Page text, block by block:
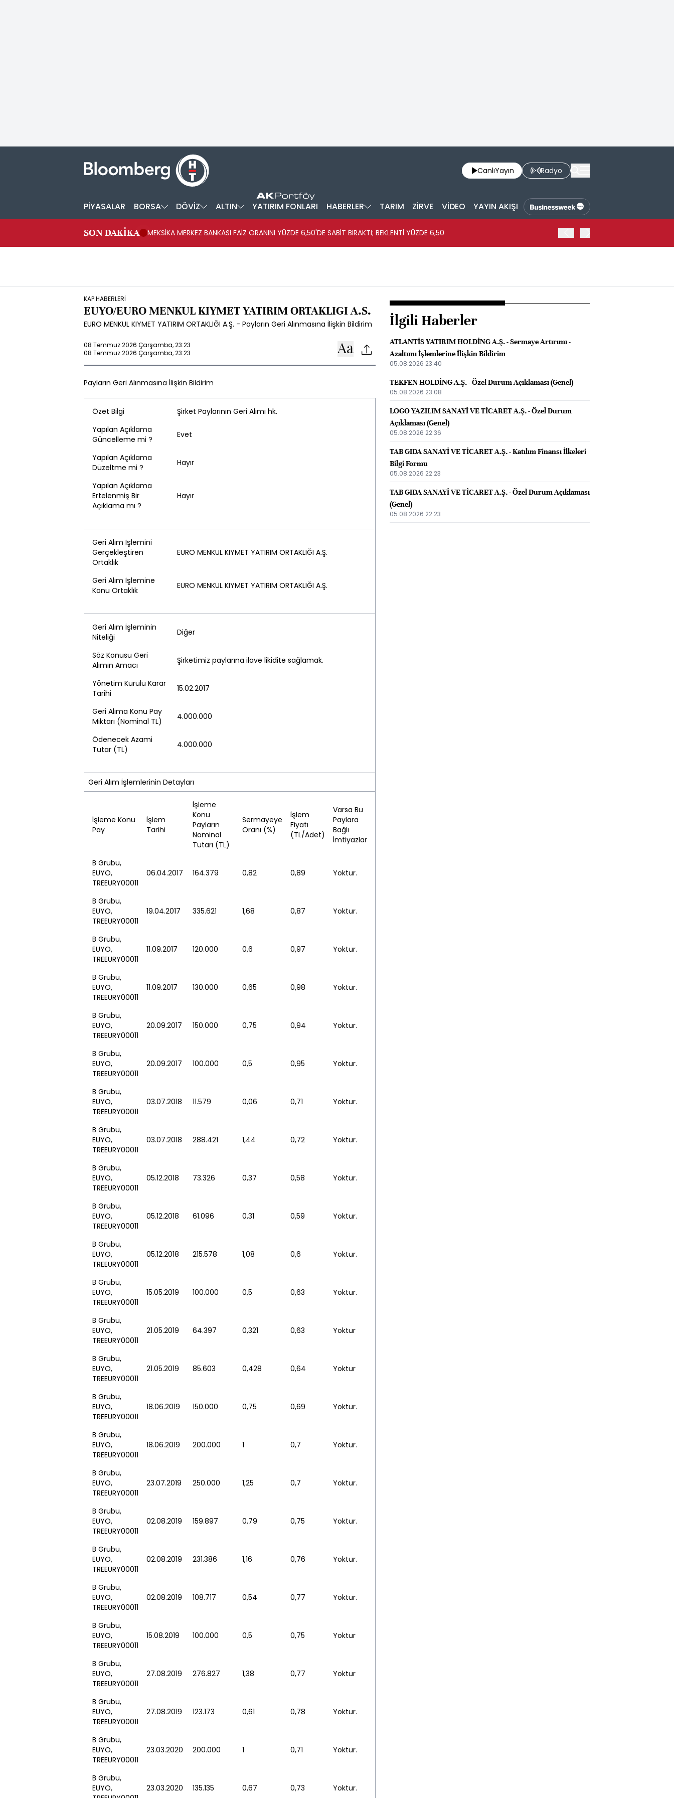
CanlıYayın Radyo
PİYASALAR BORSA DÖVİZ ALTIN YATIRIM FONLARI HABERLER TARIM ZİRVE VİDEO YAYIN AKIŞI
SON DAKİKA MEKSİKA MERKEZ BANKASI FAİZ ORANINI YÜZDE 6,50'DE SABİT BIRAKTI; BEKLENTİ YÜZDE 6,50
KAP HABERLERİ
EUYO/EURO MENKUL KIYMET YATIRIM ORTAKLIGI A.S.
EURO MENKUL KIYMET YATIRIM ORTAKLIĞI A.Ş. - Payların Geri Alınmasına İlişkin Bildirim
08 Temmuz 2026 Çarşamba, 23:23
08 Temmuz 2026 Çarşamba, 23:23
Payların Geri Alınmasına İlişkin Bildirim
Özet Bilgi
Şirket Paylarının Geri Alımı hk.
Yapılan Açıklama
Güncelleme mi ?
Evet
Yapılan Açıklama
Düzeltme mi ?
Hayır
Yapılan Açıklama
Ertelenmiş Bir
Açıklama mı ?
Hayır
Geri Alım İşlemini
Gerçekleştiren
Ortaklık
EURO MENKUL KIYMET YATIRIM ORTAKLIĞI A.Ş.
Geri Alım İşlemine
Konu Ortaklık
EURO MENKUL KIYMET YATIRIM ORTAKLIĞI A.Ş.
Geri Alım İşleminin
Niteliği
Diğer
Söz Konusu Geri
Alımın Amacı
Şirketimiz paylarına ilave likidite sağlamak.
Yönetim Kurulu Karar
Tarihi
15.02.2017
Geri Alıma Konu Pay
Miktarı (Nominal TL)
4.000.000
Ödenecek Azami
Tutar (TL)
4.000.000
Geri Alım İşlemlerinin Detayları
İşleme Konu
Pay
İşlem
Tarihi
İşleme
Konu
Payların
Nominal
Tutarı (TL)
Sermayeye
Oranı (%)
İşlem
Fiyatı
(TL/Adet)
Varsa Bu
Paylara
Bağlı
İmtiyazlar
B Grubu,
EUYO,
TREEURY00011
06.04.2017 164.379 0,82 0,89 Yoktur.
B Grubu,
EUYO,
TREEURY00011
19.04.2017 335.621 1,68 0,87 Yoktur.
B Grubu,
EUYO,
TREEURY00011
11.09.2017 120.000 0,6 0,97 Yoktur.
B Grubu,
EUYO,
TREEURY00011
11.09.2017 130.000 0,65 0,98 Yoktur.
B Grubu,
EUYO,
TREEURY00011
20.09.2017 150.000 0,75 0,94 Yoktur.
B Grubu,
EUYO,
TREEURY00011
20.09.2017 100.000 0,5 0,95 Yoktur.
B Grubu,
EUYO,
TREEURY00011
03.07.2018 11.579 0,06 0,71 Yoktur.
B Grubu,
EUYO,
TREEURY00011
03.07.2018 288.421 1,44 0,72 Yoktur.
B Grubu,
EUYO,
TREEURY00011
05.12.2018 73.326 0,37 0,58 Yoktur.
B Grubu,
EUYO,
TREEURY00011
05.12.2018 61.096 0,31 0,59 Yoktur.
B Grubu,
EUYO,
TREEURY00011
05.12.2018 215.578 1,08 0,6 Yoktur.
B Grubu,
EUYO,
TREEURY00011
15.05.2019 100.000 0,5 0,63 Yoktur.
B Grubu,
EUYO,
TREEURY00011
21.05.2019 64.397 0,321 0,63 Yoktur
B Grubu,
EUYO,
TREEURY00011
21.05.2019 85.603 0,428 0,64 Yoktur
B Grubu,
EUYO,
TREEURY00011
18.06.2019 150.000 0,75 0,69 Yoktur.
B Grubu,
EUYO,
TREEURY00011
18.06.2019 200.000 1 0,7 Yoktur.
B Grubu,
EUYO,
TREEURY00011
23.07.2019 250.000 1,25 0,7 Yoktur.
B Grubu,
EUYO,
TREEURY00011
02.08.2019 159.897 0,79 0,75 Yoktur.
B Grubu,
EUYO,
TREEURY00011
02.08.2019 231.386 1,16 0,76 Yoktur.
B Grubu,
EUYO,
TREEURY00011
02.08.2019 108.717 0,54 0,77 Yoktur.
B Grubu,
EUYO,
TREEURY00011
15.08.2019 100.000 0,5 0,75 Yoktur
B Grubu,
EUYO,
TREEURY00011
27.08.2019 276.827 1,38 0,77 Yoktur
B Grubu,
EUYO,
TREEURY00011
27.08.2019 123.173 0,61 0,78 Yoktur.
B Grubu,
EUYO,
TREEURY00011
23.03.2020 200.000 1 0,71 Yoktur.
B Grubu,
EUYO,
23.03.2020 135.135 0,67 0,73 Yoktur.
İlgili Haberler
ATLANTİS YATIRIM HOLDİNG A.Ş. - Sermaye Artırımı -
Azaltımı İşlemlerine İlişkin Bildirim
05.08.2026 23:40
TEKFEN HOLDİNG A.Ş. - Özel Durum Açıklaması (Genel)
05.08.2026 23:08
LOGO YAZILIM SANAYİ VE TİCARET A.Ş. - Özel Durum
Açıklaması (Genel)
05.08.2026 22:36
TAB GIDA SANAYİ VE TİCARET A.Ş. - Katılım Finansı İlkeleri
Bilgi Formu
05.08.2026 22:23
TAB GIDA SANAYİ VE TİCARET A.Ş. - Özel Durum Açıklaması
(Genel)
05.08.2026 22:23